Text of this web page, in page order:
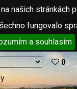
našich stránkách
fungovalo
a souhlasím
0